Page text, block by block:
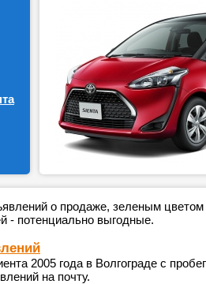
о продаже, зеленым
- потенциально выгодные.
2005 года в Волгограде с
на почту.